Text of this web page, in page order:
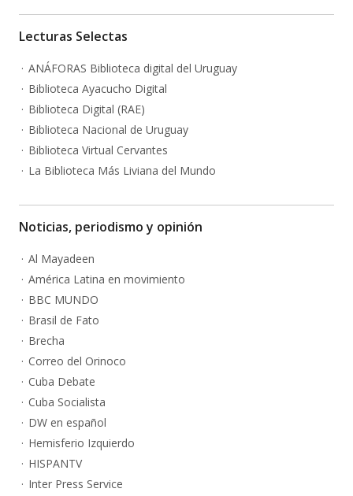
Lecturas Selectas
ANÁFORAS Biblioteca digital del Uruguay
Biblioteca Ayacucho Digital
Biblioteca Digital (RAE)
Biblioteca Nacional de Uruguay
Biblioteca Virtual Cervantes
La Biblioteca Más Liviana del Mundo
Noticias, periodismo y opinión
Al Mayadeen
América Latina en movimiento
BBC MUNDO
Brasil de Fato
Brecha
Correo del Orinoco
Cuba Debate
Cuba Socialista
DW en español
Hemisferio Izquierdo
HISPANTV
Inter Press Service